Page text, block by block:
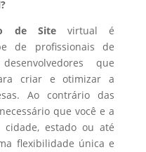
de Site virtual é
de profissionais de
que
criar e otimizar a
Ao contrário das
que você e a
cidade, estado ou até
flexibilidade única e